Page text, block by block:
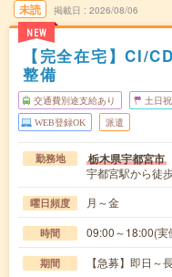
未読
NEW
掲載日 2026/08/06
【完全在宅】CI/
整備
交通費別途支給あり 土日
WEB登録OK 派遣
勤務地 栃木県宇都宮市
宇都宮駅から徒
曜日頻度 月～金
時間 09:00～18:00(実
期間 【急募】即日～